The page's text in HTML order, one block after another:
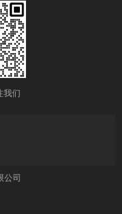
我们
公司